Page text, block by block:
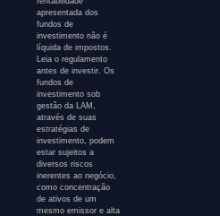
apresentada dos
fundos de
investimento não é
líquida de impostos.
Leia o regulamento
antes de investir. Os
fundos de
investimento sob
gestão da LAM,
através de suas
estratégias de
investimento, podem
estar sujeitos a
diversos riscos
inerentes ao negócio,
como concentração
de ativos de um
mesmo emissor e alta